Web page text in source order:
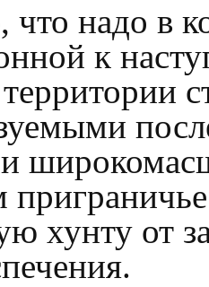
что надо в
к
хунту от